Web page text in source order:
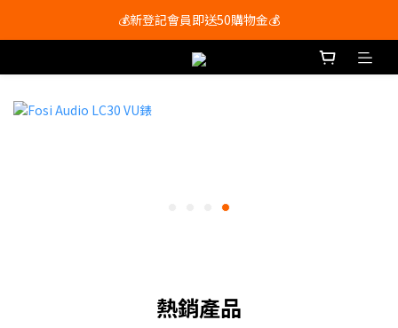
會員尊享購物滿$250即享免運費🚚
會員尊享購物滿$250即享免運費🚚
熱銷產品